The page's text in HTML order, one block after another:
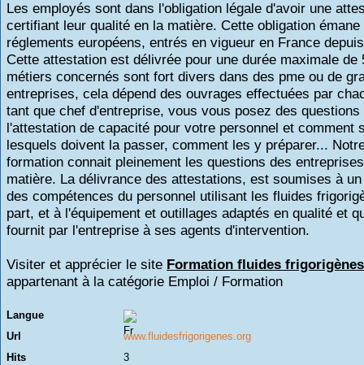
Les employés sont dans l'obligation légale d'avoir une
certifiant leur qualité en la matière. Cette obligation émane
réglements européens, entrés en vigueur en France
Cette attestation est délivrée pour une durée maximale de
métiers concernés sont fort divers dans des pme ou de
entreprises, cela dépend des ouvrages effectuées par
tant que chef d'entreprise, vous vous posez des questions
l'attestation de capacité pour votre personnel et comment
lesquels doivent la passer, comment les y préparer...
formation connait pleinement les questions des
matière. La délivrance des attestations, est soumises à
des compétences du personnel utilisant les fluides
part, et à l'équipement et outillages adaptés en qualité et
fournit par l'entreprise à ses agents d'intervention.
Visiter et apprécier le site Formation fluides
appartenant à la catégorie Emploi / Formation
Langue
Url
www.fluidesfrigorigenes.org
Hits
3